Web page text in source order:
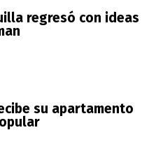
regresó con ideas
su apartamento